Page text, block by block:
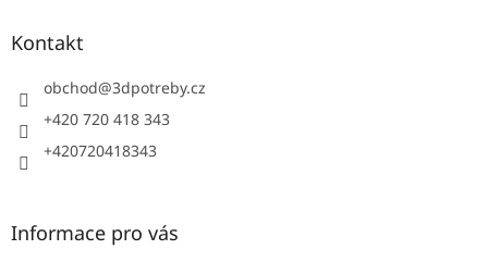
Kontakt
obchod@3dpotreby.cz
+420 720 418 343
+420720418343
Informace pro vás